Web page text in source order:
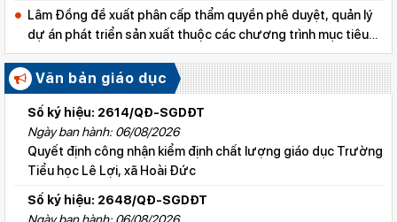
Lâm Đồng đề xuất phân cấp thẩm quyền phê duyệt, quản lý
dự án phát triển sản xuất thuộc các chương trình mục tiêu
quốc gia
Văn bản giáo dục
Số ký hiệu: 2614/QĐ-SGDĐT
Ngày ban hành: 06/08/2026
Quyết định công nhận kiểm định chất lượng giáo dục Trường
Tiểu học Lê Lợi, xã Hoài Đức
Số ký hiệu: 2648/QĐ-SGDĐT